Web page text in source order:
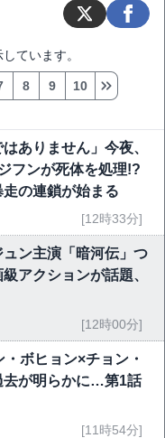
ています。
8 9 10
ありません」今夜、
フンが死体を処理!?
の連鎖が始まる
[12時33分]
ュン主演「暗河伝」つ
アクションが話題、
[12時00分]
・ボヒョン×チョン・
去が明らかに…第1話
[11時54分]